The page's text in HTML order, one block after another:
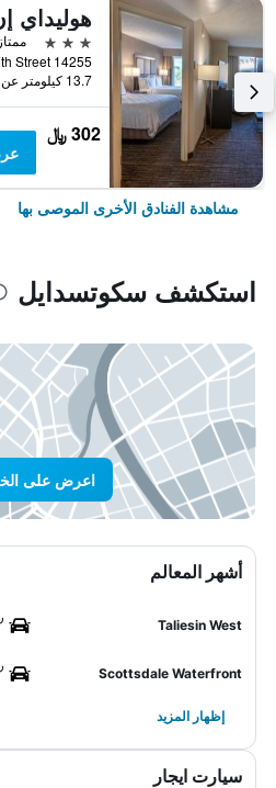
3 نجوم
ممتاز 8.8
13.7 كيلومتر عن وسط المدينة
302 ﷼
مشاهدة الفنادق الأخرى الموصى بها
استكشف سكوتسدايل
اعرض على
أشهر المعالم
Taliesin West
Scottsdale Waterfront
إظهار المزيد
سيارت ايجار